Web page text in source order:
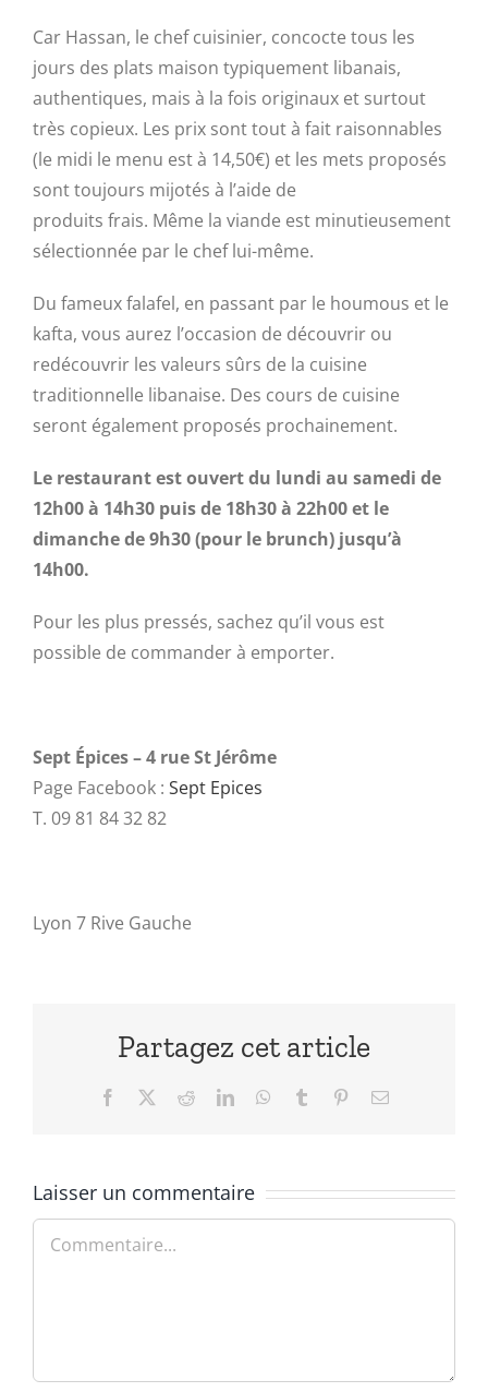
Car Hassan, le chef cuisinier, concocte tous les
jours des plats maison typiquement libanais,
authentiques, mais à la fois originaux et surtout
très copieux. Les prix sont tout à fait raisonnables
(le midi le menu est à 14,50€) et les mets proposés
sont toujours mijotés à l’aide de
produits frais. Même la viande est minutieusement
sélectionnée par le chef lui-même.
Du fameux falafel, en passant par le houmous et le
kafta, vous aurez l’occasion de découvrir ou
redécouvrir les valeurs sûrs de la cuisine
traditionnelle libanaise. Des cours de cuisine
seront également proposés prochainement.
Le restaurant est ouvert du lundi au samedi de
12h00 à 14h30 puis de 18h30 à 22h00 et le
dimanche de 9h30 (pour le brunch) jusqu’à
14h00.
Pour les plus pressés, sachez qu’il vous est
possible de commander à emporter.
Sept Épices – 4 rue St Jérôme
Page Facebook : Sept Epices
T. 09 81 84 32 82
Lyon 7 Rive Gauche
Partagez cet article
Facebook RedditLinkedInWhatsApp
Tumblr PinterestEmail
Laisser un commentaire
Commentaire